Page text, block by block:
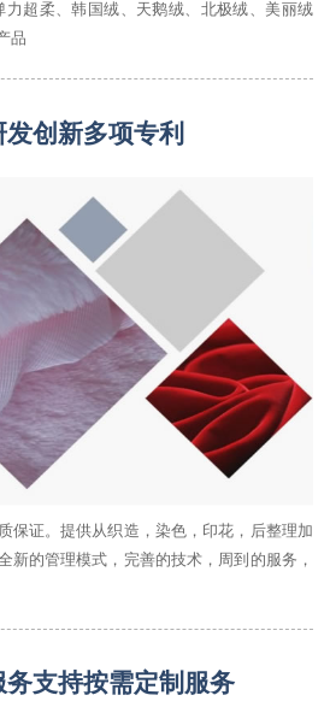
力超柔、韩国绒、天鹅绒、北极绒、美丽绒
品
发创新多项专利
保证。提供从织造，染色，印花，后整理加
新的管理模式，完善的技术，周到的服务，
务支持按需定制服务